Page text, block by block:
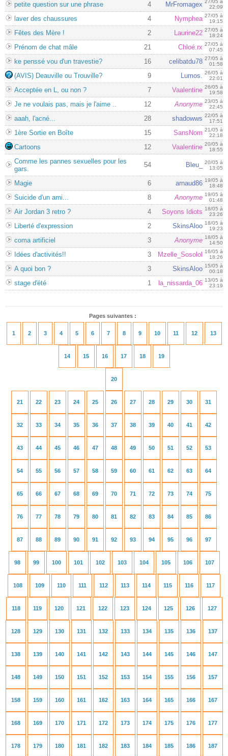
petite question sur une phrase 4 MrFromagex 27/05 à
22:09
laver des chaussures 4 Nymphea 27/05 à
19:15
Fêtes des Mère ! 2 Laurine22 27/05 à
18:24
Prénom de chat mâle 21 Chloé.rx 27/05 à
07:45
ke penssé vou d'un travestie? 16 celibatdu78 27/05 à
01:58
(AVIS) Deauville ou Trouville? 9 Lumos. 26/05 à
22:01
Acceptée en L, ou non ? 7 Vaalentine 26/05 à
19:58
Je ne voulais pas, mais je l'aime .. 12 Anonyme 23/05 à
22:45
aaah, l'acné... 28 shadowws 22/05 à
17:51
1ère Sortie en Boîte 15 SansNom 21/05 à
22:18
Cartoons 12 Vaalentine 20/05 à
18:55
Comme les pannes sexuelles pour les
gars.
54 Bleu_
20/05 à
13:05
Magie 6 arnaud86 19/05 à
18:48
Suicide d'un ami... 8 Anonyme 19/05 à
01:48
Air Jordan 3 retro ? 4 Soyons Idiots 18/05 à
23:26
Liberté d'expression 2 SkinsAloo 18/05 à
19:23
coma artificiel 3 Anonyme 18/05 à
14:50
Idées d'activités!! 3 Mzelle_Sosolol
16/05 à
18:26
A quoi bon ? 3 SkinsAloo 15/05 à
00:18
stage d'été 1 la_nissarda_06 13/05 à
23:19
Pages suivantes :
1 2 3 4 5 6 7 8 9 10 11 12 13
14 15 16 17 18 19
20
21 22 23 24 25 26 27 28 29 30 31
32 33 34 35 36 37 38 39 40 41 42
43 44 45 46 47 48 49 50 51 52 53
54 55 56 57 58 59 60 61 62 63 64
65 66 67 68 69 70 71 72 73 74 75
76 77 78 79 80 81 82 83 84 85 86
87 88 89 90 91 92 93 94 95 96 97
98 99 100 101 102 103 104 105 106 107
108 109 110 111 112 113 114 115 116 117
118 119 120 121 122 123 124 125 126 127
128 129 130 131 132 133 134 135 136 137
138 139 140 141 142 143 144 145 146 147
148 149 150 151 152 153 154 155 156 157
158 159 160 161 162 163 164 165 166 167
168 169 170 171 172 173 174 175 176 177
178 179 180 181 182 183 184 185 186 187